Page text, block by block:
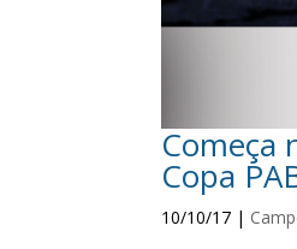
Começa
Copa
10/10/17 |